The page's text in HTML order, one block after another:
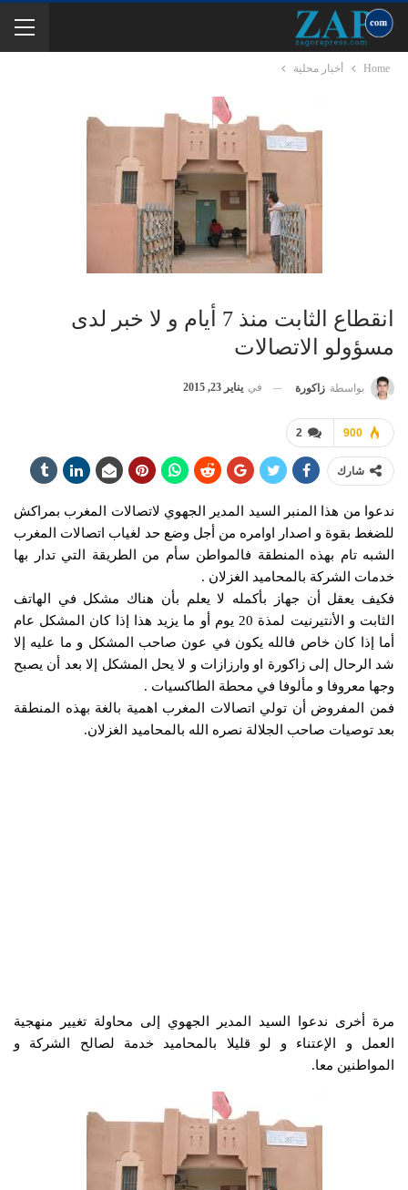
Home أخبار محلية
انقطاع الثابت منذ 7 أيام و لا خبر لدى
مسؤولو الاتصالات
بواسطة زاكورة في يناير 23, 2015
2 900
شارك
ندعوا من هذا المنبر السيد المدير الجهوي لاتصالات المغرب بمراكش
للضغط بقوة و اصدار اوامره من أجل وضع حد لغياب اتصالات المغرب
الشبه تام بهذه المنطقة فالمواطن سأم من الطريقة التي تدار بها
خدمات الشركة بالمحاميد الغزلان .
فكيف يعقل أن جهاز بأكمله لا يعلم بأن هناك مشكل في الهاتف
الثابت و الأنتيرنيت لمذة 20 يوم أو ما يزيد هذا إذا كان المشكل عام
أما إذا كان خاص فالله يكون في عون صاحب المشكل و ما عليه إلا
شد الرحال إلى زاكورة او وارزازات و لا يحل المشكل إلا بعد أن يصبح
وجها معروفا و مألوفا في محطة الطاكسيات .
فمن المفروض أن تولي اتصالات المغرب اهمية بالغة بهذه المنطقة
بعد توصيات صاحب الجلالة نصره الله بالمحاميد الغزلان.
مرة أخرى ندعوا السيد المدير الجهوي إلى محاولة تغيير منهجية
العمل و الإعتناء و لو قليلا بالمحاميد خدمة لصالح الشركة و
المواطنين معا.